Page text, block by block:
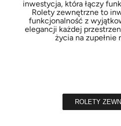
inwestycja, która łączy
Rolety zewnętrzne to
funkcjonalność z
elegancji każdej
życia na zupełnie
ROLETY